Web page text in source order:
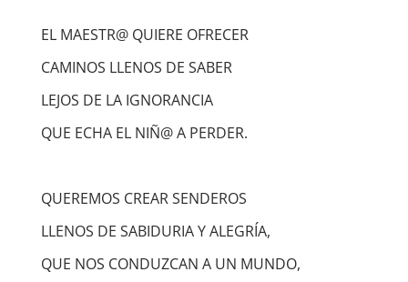
EL MAESTR@ QUIERE OFRECER
CAMINOS LLENOS DE SABER
LEJOS DE LA IGNORANCIA
QUE ECHA EL NIÑ@ A PERDER.
QUEREMOS CREAR SENDEROS
LLENOS DE SABIDURIA Y ALEGRÍA,
QUE NOS CONDUZCAN A UN MUNDO,